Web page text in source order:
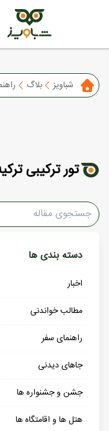
شباویز بلاگ
تور ترکیبی
دسته بندی ها
اخبار
مطالب خواندنی
راهنمای سفر
جاهای دیدنی
جشن و جشنواره ها
هتل ها و اقامتگاه ها